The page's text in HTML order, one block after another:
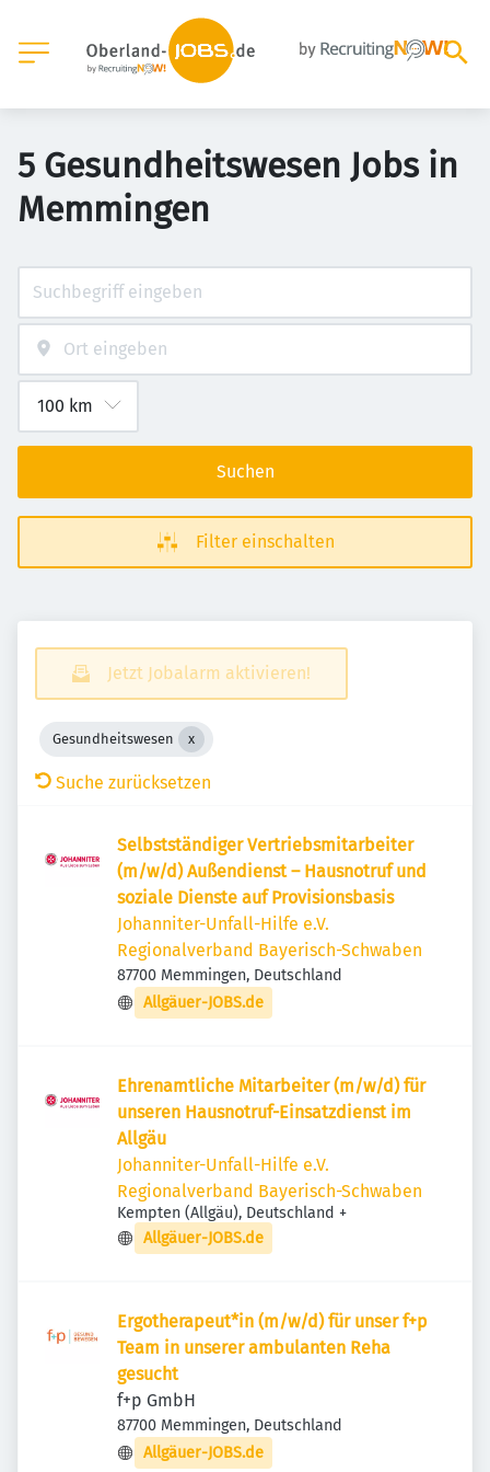
5 Gesundheitswesen Jobs in
Memmingen
Suchen
Filter einschalten
Jetzt Jobalarm aktivieren!
Gesundheitswesen
Suche zurücksetzen
Selbstständiger Vertriebsmitarbeiter
(m/w/d) Außendienst – Hausnotruf und
soziale Dienste auf Provisionsbasis
Johanniter-Unfall-Hilfe e.V.
Regionalverband Bayerisch-Schwaben
87700 Memmingen, Deutschland
Allgäuer-JOBS.de
Ehrenamtliche Mitarbeiter (m/w/d) für
unseren Hausnotruf-Einsatzdienst im
Allgäu
Johanniter-Unfall-Hilfe e.V.
Regionalverband Bayerisch-Schwaben
Kempten (Allgäu), Deutschland +
Allgäuer-JOBS.de
Ergotherapeut*in (m/w/d) für unser f+p
Team in unserer ambulanten Reha
gesucht
f+p GmbH
87700 Memmingen, Deutschland
Allgäuer-JOBS.de